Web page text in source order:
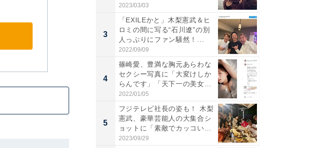
情...
2023/03/03
3
「EXILEかと」木梨憲武＆ヒ
ロミの間に写る“石川遼”の別
人っぷりにファン騒然！...
2022/09/09
4
篠崎愛、豊満な胸元あらわな
セクシー写真に「大変けしか
らんです」「天下一の美女で
す...
2022/01/05
5
フジテレビ社長の姿も！ 木梨
憲武、豪華芸能人の大集合シ
ョットに「素敵でカッコい
い...
2023/09/29